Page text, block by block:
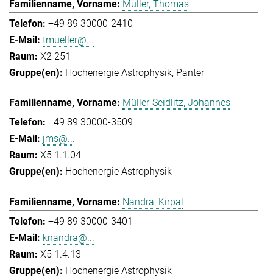
Müller, Thomas
+49 89 30000-2410
tmueller@...
X2 251
Hochenergie Astrophysik Panter
Müller-Seidlitz, Johannes
+49 89 30000-3509
jms@...
X5 1.1.04
Hochenergie Astrophysik
Nandra, Kirpal
+49 89 30000-3401
knandra@...
X5 1.4.13
Hochenergie Astrophysik